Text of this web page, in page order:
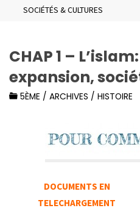
SOCIÉTÉS & CULTURES
CHAP 1 –
expansion,
5ÈME / ARCHIVES / HISTOIRE
DOCUMENTS EN
TELECHARGEMENT